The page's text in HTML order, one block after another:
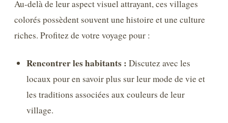
Au-delà de leur aspect visuel attrayant, ces villages
colorés possèdent souvent une histoire et une culture
riches. Profitez de votre voyage pour :
Rencontrer les habitants : Discutez avec les
locaux pour en savoir plus sur leur mode de vie et
les traditions associées aux couleurs de leur
village.